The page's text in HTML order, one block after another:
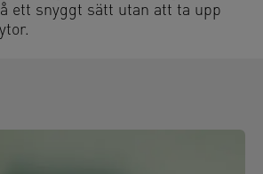
ett snyggt sätt utan att ta upp